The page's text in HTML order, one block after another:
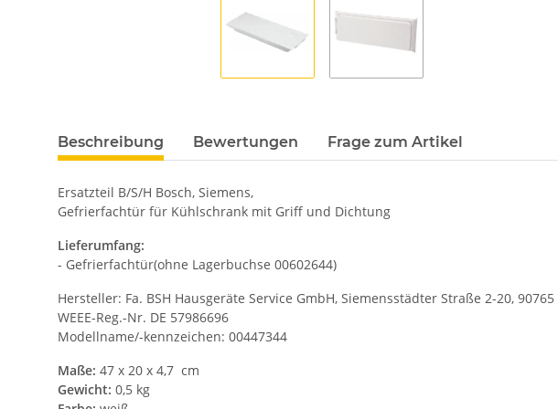
Beschreibung Bewertungen Frage zum Artikel
Ersatzteil B/S/H Bosch, Siemens,
Gefrierfachtür für Kühlschrank mit Griff und Dichtung
Lieferumfang:
- Gefrierfachtür(ohne Lagerbuchse 00602644)
Hersteller: Fa. BSH Hausgeräte Service GmbH, Siemensstädter Straße 2-20,
WEEE-Reg.-Nr. DE 57986696
Modellname/-kennzeichen: 00447344
Maße: 47 x 20 x 4,7 cm
Gewicht: 0,5 kg